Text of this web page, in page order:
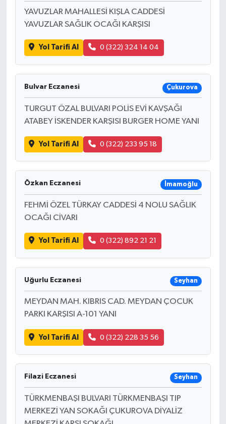
YAVUZLAR MAHALLESİ KIŞLA CADDESİ
YAVUZLAR SAĞLIK OCAĞI KARŞISI
Yol Tarifi Al 0 (322) 324 14 04
Bulvar Eczanesi Çukurova
TURGUT ÖZAL BULVARI POLİS EVİ KAVŞAĞI
ATABEY İSKENDER KARŞISI BURGER HOME YANI
Yol Tarifi Al 0 (322) 233 95 18
Özkan Eczanesi İmamoğlu
FEHMİ ÖZEL TÜRKAY CADDESİ 4 NOLU SAĞLIK
OCAĞI CİVARI
Yol Tarifi Al 0 (322) 892 21 21
Uğurlu Eczanesi Seyhan
MEYDAN MAH. KIBRIS CAD. MEYDAN ÇOCUK
PARKI KARŞISI A-101 YANI
Yol Tarifi Al 0 (322) 228 35 56
Filazi Eczanesi Seyhan
TÜRKMENBAŞI BULVARI TÜRKMENBAŞI TIP
MERKEZİ YAN SOKAĞI ÇUKUROVA DİYALİZ